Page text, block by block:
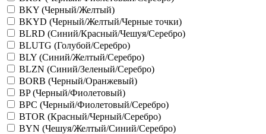
BKY (Черный/Желтый)
BKYD (Черный/Желтый/Черные точки)
BLRD (Синий/Красный/Чешуя/Серебро)
BLUTG (Голубой/Серебро)
BLY (Синий/Желтый/Серебро)
BLZN (Синий/Зеленый/Серебро)
BORB (Черный/Оранжевый)
BP (Черный/Фиолетовый)
BPC (Черный/Фиолетовый/Серебро)
BTOR (Красный/Черный/Серебро)
BYN (Чешуя/Желтый/Синий/Серебро)